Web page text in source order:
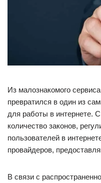
Из малознакомого
превратился в один из
для работы в интернете.
количество законов,
пользователей в
провайдеров,
В связи с